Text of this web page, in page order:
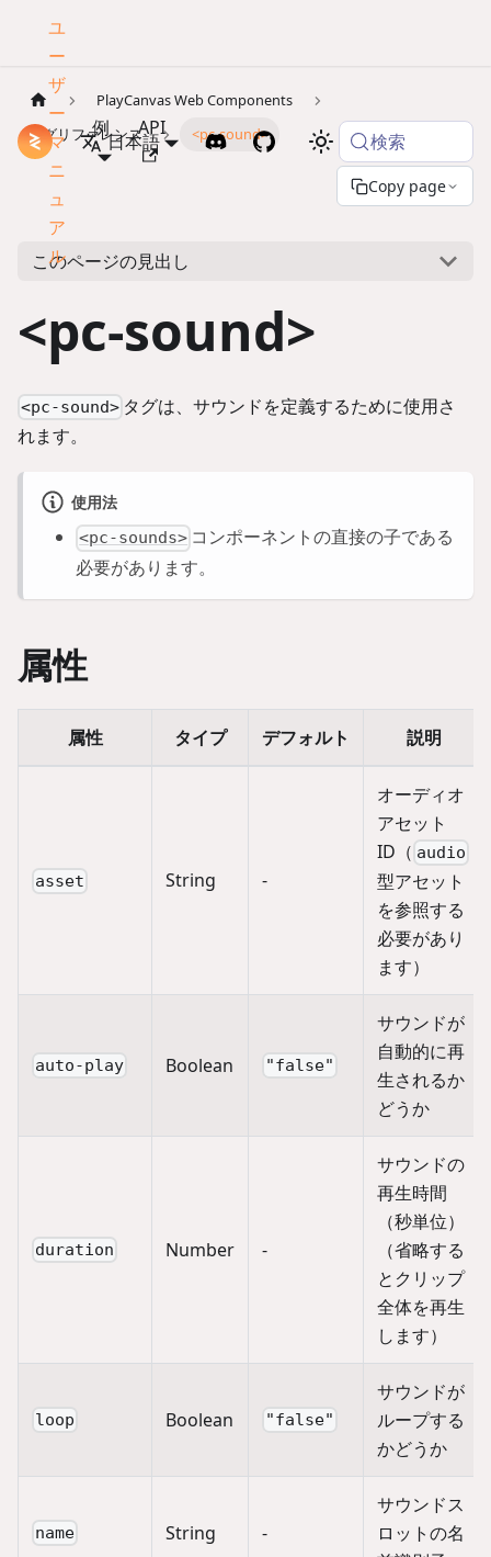
ドキュメント
ユ
ー
ザ
ー
マ
ニ
ュ
ア
ル
例 API
日本語 検索
PlayCanvas Web Components
タグリファレンス
<pc-sound>
Copy page
このページの見出し
<pc-sound>
<pc-sound> タグは、サウンドを定義するために使用さ
れます。
使用法
<pc-sounds> コンポーネントの直接の子である
必要があります。
属性
属性 タイプ デフォルト 説明
asset String -
オーディオ
アセット
ID（ audio
型アセット
を参照する
必要があり
ます）
auto-play Boolean "false"
サウンドが
自動的に再
生されるか
どうか
duration Number -
サウンドの
再生時間
（秒単位）
（省略する
とクリップ
全体を再生
します）
loop Boolean "false"
サウンドが
ループする
かどうか
name String -
サウンドス
ロットの名